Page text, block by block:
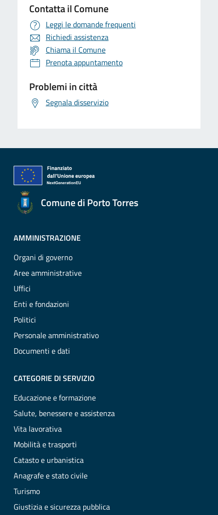
Contatta il Comune
Leggi le domande frequenti
Richiedi assistenza
Chiama il Comune
Prenota appuntamento
Problemi in città
Segnala disservizio
Comune di Porto Torres
AMMINISTRAZIONE
Organi di governo
Aree amministrative
Uffici
Enti e fondazioni
Politici
Personale amministrativo
Documenti e dati
CATEGORIE DI SERVIZIO
Educazione e formazione
Salute, benessere e assistenza
Vita lavorativa
Mobilità e trasporti
Catasto e urbanistica
Anagrafe e stato civile
Turismo
Giustizia e sicurezza pubblica